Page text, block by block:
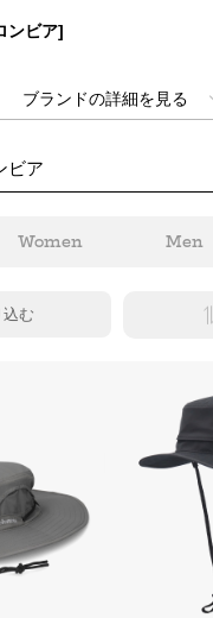
ンビア]
ブランドの詳細を見る
ビア
Women Men
む